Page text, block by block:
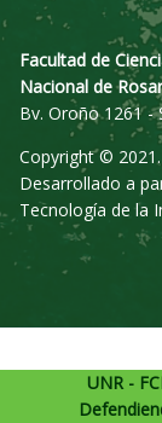
Facultad de
Nacional de
Bv. Oroño 1261 -
Copyright ©
Desarrollado a
Tecnología de la
UNR -